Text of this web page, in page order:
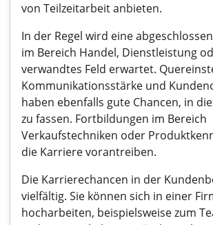
von Teilzeitarbeit anbieten.
In der Regel wird eine
im Bereich Handel, Dienstleistung
verwandtes Feld erwartet.
Kommunikationsstärke und
haben ebenfalls gute Chancen, in
zu fassen. Fortbildungen im Bereich
Verkaufstechniken oder
die Karriere vorantreiben.
Die Karrierechancen in der
vielfältig. Sie können sich in einer
hocharbeiten, beispielsweise zum